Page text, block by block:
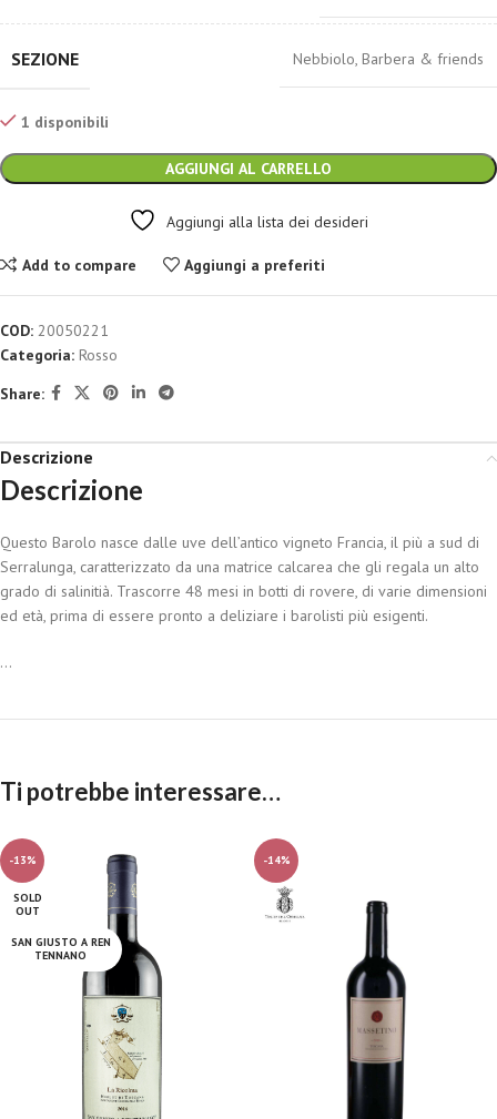
SEZIONE Nebbiolo, Barbera & friends
1 disponibili
AGGIUNGI AL CARRELLO
Aggiungi alla lista dei desideri
Add to compare Aggiungi a preferiti
COD: 20050221
Categoria: Rosso
Share:
Descrizione
Descrizione
Questo Barolo nasce dalle uve dell’antico vigneto Francia, il più a sud di
Serralunga, caratterizzato da una matrice calcarea che gli regala un alto
grado di salinitià. Trascorre 48 mesi in botti di rovere, di varie dimensioni
ed età, prima di essere pronto a deliziare i barolisti più esigenti.
...
Ti potrebbe interessare…
-13%
SOLD
OUT
SAN GIUSTO A REN
TENNANO
-14%